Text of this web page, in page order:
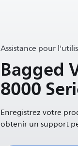
Assistance pour
Bagged
8000
Enregistrez votre
obtenir un support